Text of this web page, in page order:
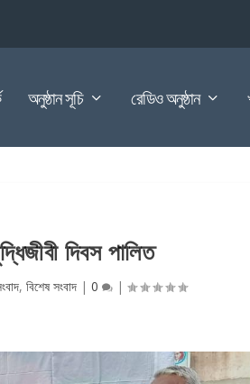
অনুষ্ঠান সূচি রেডিও অনুষ্ঠান
দিবস পালিত
, বিশেষ সংবাদ| 0 |